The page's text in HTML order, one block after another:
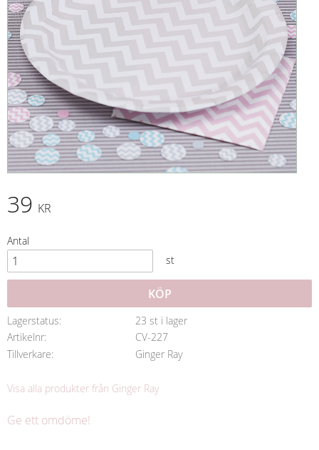
39 KR
Antal
st
KÖP
Lagerstatus
23 st i lager
Artikelnr
CV-227
Tillverkare
Ginger Ray
Visa alla produkter från Ginger Ray
Ge ett omdöme!